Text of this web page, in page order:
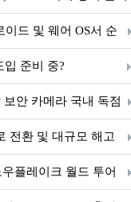
드 및 웨어 OS서 순
입 준비 중?
안 카메라 국내 독점
전환 및 대규모 해고
플레이크 월드 투어